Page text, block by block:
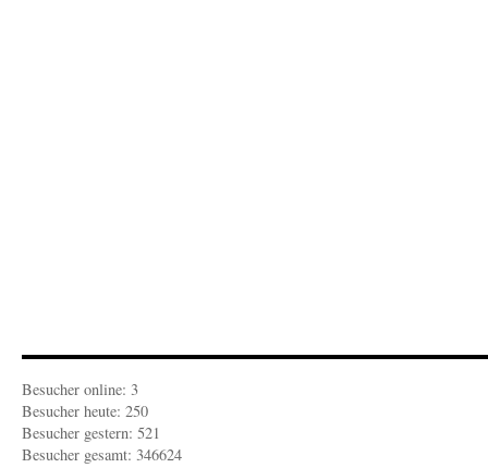
Besucher online: 3
Besucher heute: 250
Besucher gestern: 521
Besucher gesamt: 346624